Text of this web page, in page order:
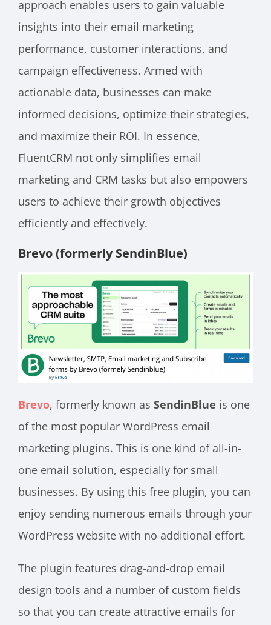
approach enables users to gain valuable
insights into their email marketing
performance, customer interactions, and
campaign effectiveness. Armed with
actionable data, businesses can make
informed decisions, optimize their strategies,
and maximize their ROI. In essence,
FluentCRM not only simplifies email
marketing and CRM tasks but also empowers
users to achieve their growth objectives
efficiently and effectively.
Brevo (formerly SendinBlue)
Brevo, formerly known as SendinBlue is one
of the most popular WordPress email
marketing plugins. This is one kind of all-in-
one email solution, especially for small
businesses. By using this free plugin, you can
enjoy sending numerous emails through your
WordPress website with no additional effort.
The plugin features drag-and-drop email
design tools and a number of custom fields
so that you can create attractive emails for